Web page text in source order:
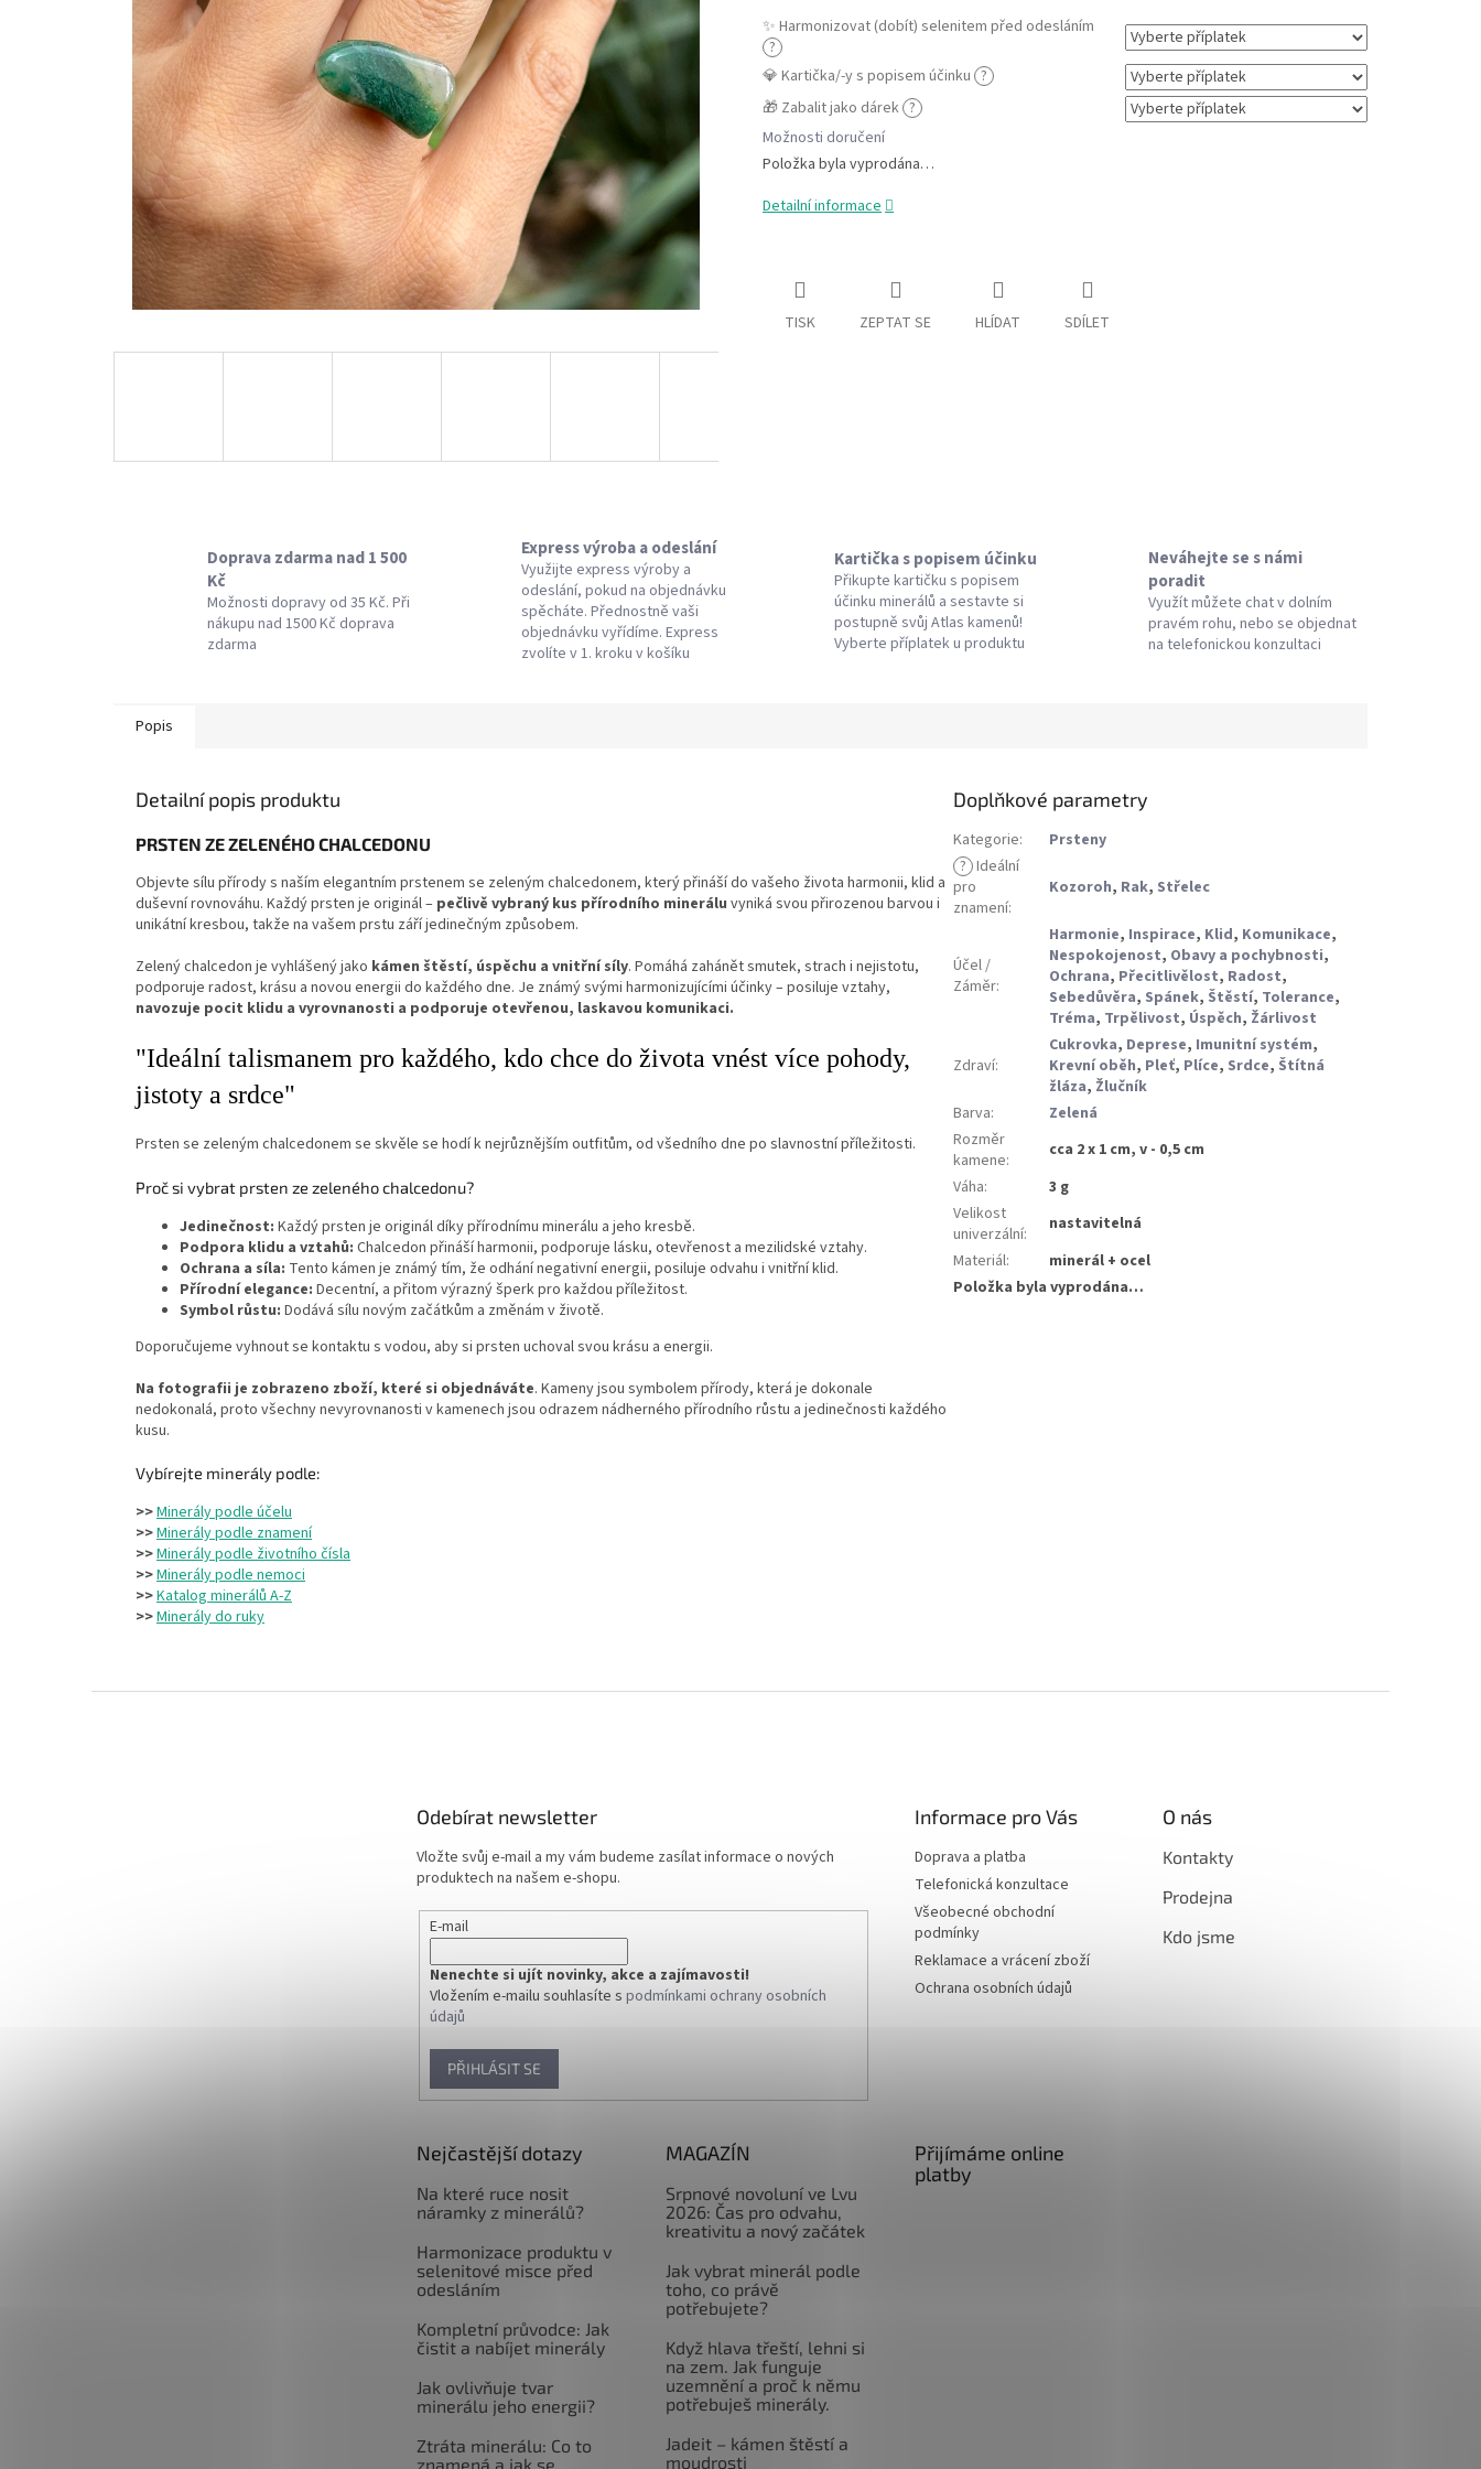
✨ Harmonizovat (dobít) selenitem před odesláním
?
💎 Kartička/-y s popisem účinku ?
🎁 Zabalit jako dárek ?
Možnosti doručení
Položka byla vyprodána…
Detailní informace
TISK ZEPTAT SE HLÍDAT SDÍLET
Doprava zdarma nad 1 500
Kč
Možnosti dopravy od 35 Kč. Při
nákupu nad 1500 Kč doprava
zdarma
Express výroba a odeslání
Využijte express výroby a
odeslání, pokud na objednávku
spěcháte. Přednostně vaši
objednávku vyřídíme. Express
zvolíte v 1. kroku v košíku
Kartička s popisem účinku
Přikupte kartičku s popisem
účinku minerálů a sestavte si
postupně svůj Atlas kamenů!
Vyberte příplatek u produktu
Neváhejte se s námi
poradit
Využít můžete chat v dolním
pravém rohu, nebo se objednat
na telefonickou konzultaci
Popis
Detailní popis produktu
PRSTEN ZE ZELENÉHO CHALCEDONU
Objevte sílu přírody s naším elegantním prstenem se zeleným chalcedonem, který přináší do vašeho života harmonii, klid a
duševní rovnováhu. Každý prsten je originál – pečlivě vybraný kus přírodního minerálu vyniká svou přirozenou barvou i
unikátní kresbou, takže na vašem prstu září jedinečným způsobem.
Zelený chalcedon je vyhlášený jako kámen štěstí, úspěchu a vnitřní síly. Pomáhá zahánět smutek, strach i nejistotu,
podporuje radost, krásu a novou energii do každého dne. Je známý svými harmonizujícími účinky – posiluje vztahy,
navozuje pocit klidu a vyrovnanosti a podporuje otevřenou, laskavou komunikaci.
"Ideální talismanem pro každého, kdo chce do života vnést více pohody,
jistoty a srdce"
Prsten se zeleným chalcedonem se skvěle se hodí k nejrůznějším outfitům, od všedního dne po slavnostní příležitosti.
Proč si vybrat prsten ze zeleného chalcedonu?
Jedinečnost: Každý prsten je originál díky přírodnímu minerálu a jeho kresbě.
Podpora klidu a vztahů: Chalcedon přináší harmonii, podporuje lásku, otevřenost a mezilidské vztahy.
Ochrana a síla: Tento kámen je známý tím, že odhání negativní energii, posiluje odvahu i vnitřní klid.
Přírodní elegance: Decentní, a přitom výrazný šperk pro každou příležitost.
Symbol růstu: Dodává sílu novým začátkům a změnám v životě.
Doporučujeme vyhnout se kontaktu s vodou, aby si prsten uchoval svou krásu a energii.
Na fotografii je zobrazeno zboží, které si objednáváte. Kameny jsou symbolem přírody, která je dokonale
nedokonalá, proto všechny nevyrovnanosti v kamenech jsou odrazem nádherného přírodního růstu a jedinečnosti každého
kusu.
Vybírejte minerály podle:
>>Minerály podle účelu
>>Minerály podle znamení
>>Minerály podle životního čísla
>>Minerály podle nemoci
>>Katalog minerálů A-Z
>>Minerály do ruky
Doplňkové parametry
Kategorie:
Prsteny
? Ideální
pro
znamení:
Kozoroh, Rak, Střelec
Účel /
Záměr:
Harmonie, Inspirace, Klid, Komunikace,
Nespokojenost, Obavy a pochybnosti,
Ochrana, Přecitlivělost, Radost,
Sebedůvěra, Spánek, Štěstí, Tolerance,
Tréma, Trpělivost, Úspěch, Žárlivost
Zdraví:
Cukrovka, Deprese, Imunitní systém,
Krevní oběh, Pleť, Plíce, Srdce, Štítná
žláza, Žlučník
Barva:
Zelená
Rozměr
kamene:
cca 2 x 1 cm, v - 0,5 cm
Váha:
3 g
Velikost
univerzální:
nastavitelná
Materiál:
minerál + ocel
Položka byla vyprodána…
Odebírat newsletter
Vložte svůj e-mail a my vám budeme zasílat informace o nových
produktech na našem e-shopu.
E-mail
Nenechte si ujít novinky, akce a zajímavosti!
Vložením e-mailu souhlasíte s podmínkami ochrany osobních
údajů
PŘIHLÁSIT SE
Informace pro Vás
Doprava a platba
Telefonická konzultace
Všeobecné obchodní
podmínky
Reklamace a vrácení zboží
Ochrana osobních údajů
O nás
Kontakty
Prodejna
Kdo jsme
Nejčastější dotazy
Na které ruce nosit
náramky z minerálů?
Harmonizace produktu v
selenitové misce před
odesláním
Kompletní průvodce: Jak
čistit a nabíjet minerály
Jak ovlivňuje tvar
minerálu jeho energii?
Ztráta minerálu: Co to
znamená a jak se
MAGAZÍN
Srpnové novoluní ve Lvu
2026: Čas pro odvahu,
kreativitu a nový začátek
Jak vybrat minerál podle
toho, co právě
potřebujete?
Když hlava třeští, lehni si
na zem. Jak funguje
uzemnění a proč k němu
potřebuješ minerály.
Jadeit – kámen štěstí a
moudrosti
Přijímáme online
platby